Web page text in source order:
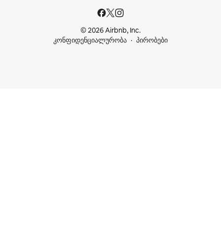
© 2026 Airbnb, Inc.
კონფიდენციალურობა
პირობები